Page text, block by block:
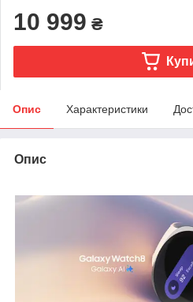
10 999 ₴
Опис Характеристики
Опис